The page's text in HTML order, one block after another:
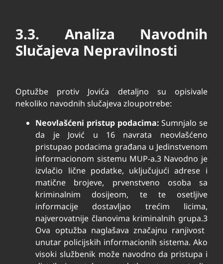
3.3. Analiza Navodnih
Slučajeva Nepravilnosti
Optužbe protiv Jovića detaljno su opisivale
nekoliko navodnih slučajeva zloupotrebe:
Neovlašćeni pristup podacima: Sumnjalo se
da je Jović u 16 navrata neovlašćeno
pristupao podacima građana u Jedinstvenom
informacionom sistemu MUP-a.3 Navodno je
izvlačio lične podatke, uključujući adrese i
matične brojeve, prvenstveno osoba sa
kriminalnim dosijeom, te te osetljive
informacije dostavljao trećim licima,
najverovatnije članovima kriminalnih grupa.3
Ova optužba naglašava značajnu ranjivost
unutar policijskih informacionih sistema. Ako
visoki službenik može navodno da pristupa i